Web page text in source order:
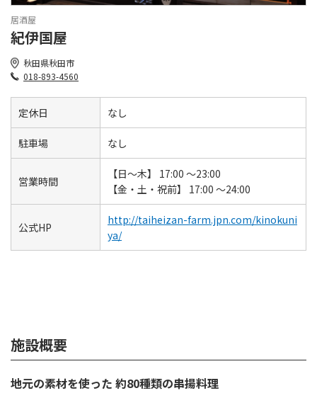
居酒屋
紀伊国屋
秋田県秋田市
018-893-4560
定休日 なし
駐車場 なし
営業時間
【日～木】 17:00 ～23:00
【金・土・祝前】 17:00 ～24:00
公式HP
http://taiheizan-farm.jpn.com/kinokuni
ya/
施設概要
地元の素材を使った 約80種類の串揚料理